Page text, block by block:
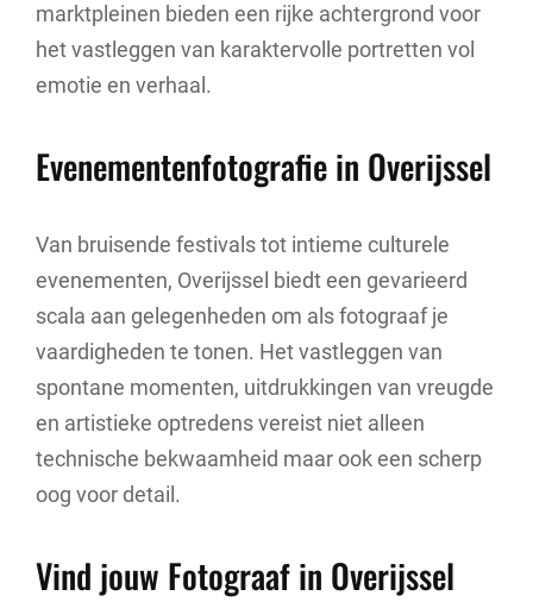
marktpleinen bieden een rijke achtergrond voor
het vastleggen van karaktervolle portretten vol
emotie en verhaal.
Evenementenfotografie in Overijssel
Van bruisende festivals tot intieme culturele
evenementen, Overijssel biedt een gevarieerd
scala aan gelegenheden om als fotograaf je
vaardigheden te tonen. Het vastleggen van
spontane momenten, uitdrukkingen van vreugde
en artistieke optredens vereist niet alleen
technische bekwaamheid maar ook een scherp
oog voor detail.
Vind jouw Fotograaf in Overijssel